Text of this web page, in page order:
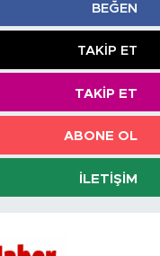
BEĞEN
TAKIP ET
TAKIP ET
ABONE OL
İLETIŞIM